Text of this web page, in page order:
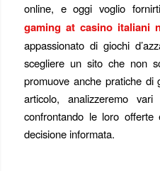
online, e oggi voglio
gaming at casino italiani
appassionato di giochi
scegliere un sito che non
promuove anche pratiche di
articolo, analizzeremo
confrontando le loro
decisione informata.